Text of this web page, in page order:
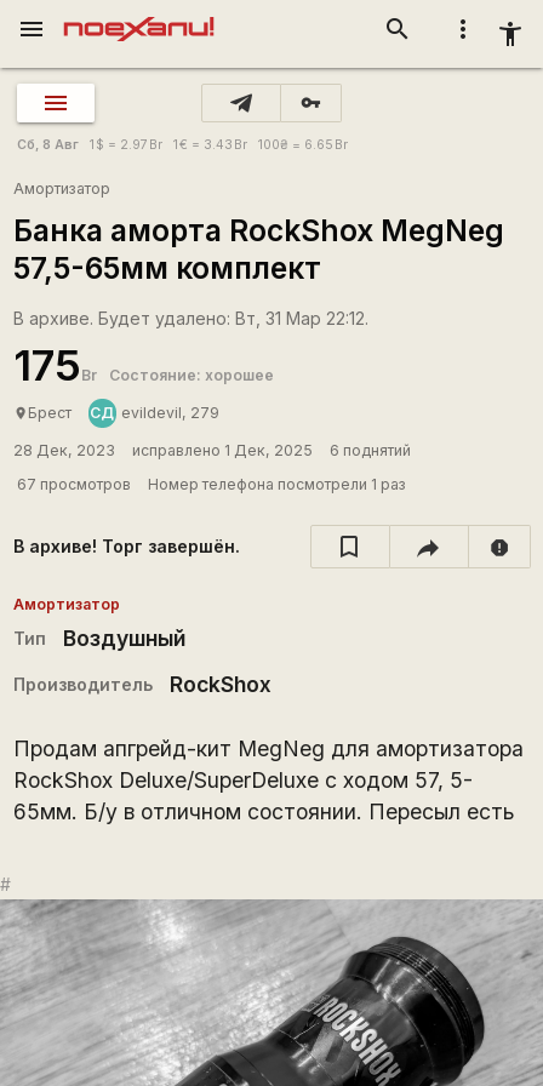
more_vert accessibility_new
search
menu
vpn_key
Сб, 8 Авг 1 $ = 2.97 Br 1€ = 3.43 Br 100₴ = 6.65 Br
Амортизатор
Банка аморта RockShox MegNeg
57,5-65мм комплект
В архиве. Будет удалено: Вт, 31 Мар 22:12.
175 Br Состояние: хорошее
place Брест СД evildevil, 279
28 Дек, 2023 исправлено 1 Дек, 2025
6 поднятий
67 просмотров
Номер телефона посмотрели 1 раз
В архиве! Торг завершён. report
Амортизатор
Тип Воздушный
Производитель RockShox
Продам апгрейд-кит MegNeg для амортизатора
RockShox Deluxe/SuperDeluxe с ходом 57, 5-
65мм. Б/у в отличном состоянии. Пересыл есть
#